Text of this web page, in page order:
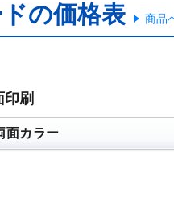
の価格表 商品
印刷
面カラー